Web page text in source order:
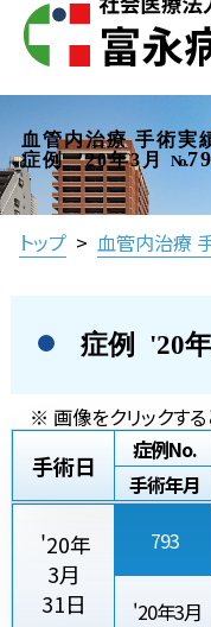
血管内治療 手術実
症例 '20年3月
No.
トップ > 血管内治療
症例 '20年
※ 画像をクリックする
手術日
症例No.
手術年月
'20年
3月
31日
793
'20年3月